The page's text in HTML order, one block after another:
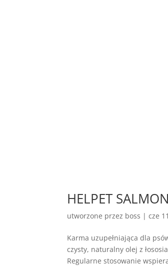
HELPET
utworzone przez boss |cze
Karma uzupełniająca dla
czysty, naturalny olej z
Regularne stosowanie